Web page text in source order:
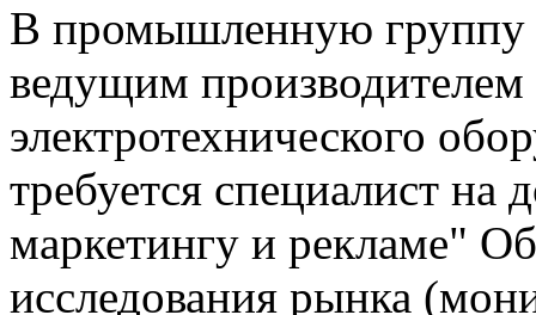
В промышленную
ведущим
электротехнического
требуется специалист
маркетингу и рекламе"
исследования рынка